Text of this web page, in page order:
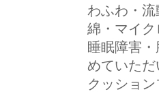
わふわ・
綿・マイ
睡眠障害
めていた
クッショ